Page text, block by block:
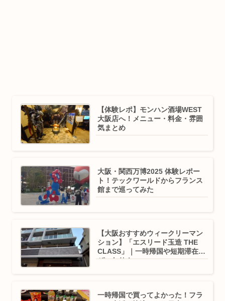
【体験レポ】モンハン酒場WEST
大阪店へ！メニュー・料金・雰囲
気まとめ
大阪・関西万博2025 体験レポー
ト！テックワールドからフランス
館まで巡ってみた
【大阪おすすめウィークリーマン
ション】「エスリード玉造 THE
CLASS」｜一時帰国や短期滞在に
ぴったり！
一時帰国で買ってよかった！フラ